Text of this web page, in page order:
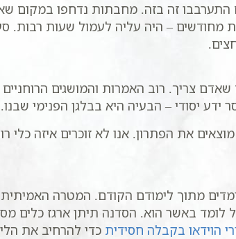
זה בזה. מחבתות נדחפו במקום
– היה עליה לעמול שעות רבות.
צריך. רוב האמרות והמושגים הרוחניים
ידע יסודי – הבעיה היא בבלגן הפנימי שבנו.
את הפתרון. אנו לא זוכרים איזה כלי
מתוך לימודם הקודם. המטרה
באשר הוא. הסדנה תיתן ארגז כלים
הוידאו בקבלה חסידית כדי להרחיב את